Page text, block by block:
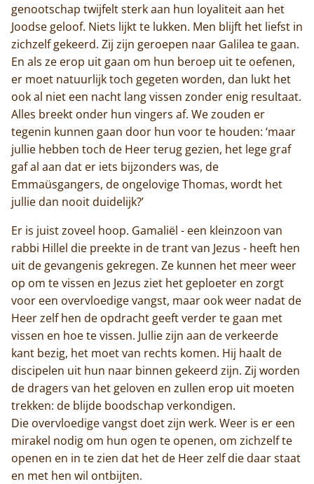
genootschap twijfelt sterk aan hun loyaliteit aan het
Joodse geloof. Niets lijkt te lukken. Men blijft het liefst in
zichzelf gekeerd. Zij zijn geroepen naar Galilea te gaan.
En als ze erop uit gaan om hun beroep uit te oefenen,
er moet natuurlijk toch gegeten worden, dan lukt het
ook al niet een nacht lang vissen zonder enig resultaat.
Alles breekt onder hun vingers af. We zouden er
tegenin kunnen gaan door hun voor te houden: ‘maar
jullie hebben toch de Heer terug gezien, het lege graf
gaf al aan dat er iets bijzonders was, de
Emmaüsgangers, de ongelovige Thomas, wordt het
jullie dan nooit duidelijk?’
Er is juist zoveel hoop. Gamaliël - een kleinzoon van
rabbi Hillel die preekte in de trant van Jezus - heeft hen
uit de gevangenis gekregen. Ze kunnen het meer weer
op om te vissen en Jezus ziet het geploeter en zorgt
voor een overvloedige vangst, maar ook weer nadat de
Heer zelf hen de opdracht geeft verder te gaan met
vissen en hoe te vissen. Jullie zijn aan de verkeerde
kant bezig, het moet van rechts komen. Hij haalt de
discipelen uit hun naar binnen gekeerd zijn. Zij worden
de dragers van het geloven en zullen erop uit moeten
trekken: de blijde boodschap verkondigen.
Die overvloedige vangst doet zijn werk. Weer is er een
mirakel nodig om hun ogen te openen, om zichzelf te
openen en in te zien dat het de Heer zelf die daar staat
en met hen wil ontbijten.